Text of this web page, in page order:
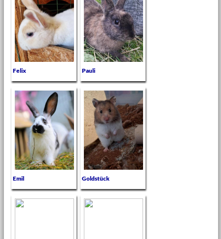
Felix Pauli
Emil Goldstück